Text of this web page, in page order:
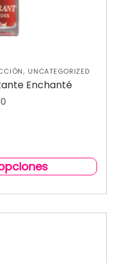
, UNCATEGORIZED
Enchanté